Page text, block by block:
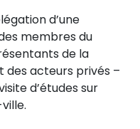
d’une
membres du
de la
acteurs privés –
d’études sur